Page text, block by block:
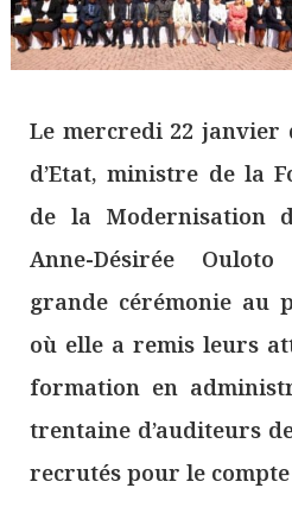
Le mercredi 22
d’Etat, ministre de la
de la Modernisation
Anne-Désirée
grande cérémonie au
où elle a remis leurs
formation en
trentaine d’auditeurs
recrutés pour le compte